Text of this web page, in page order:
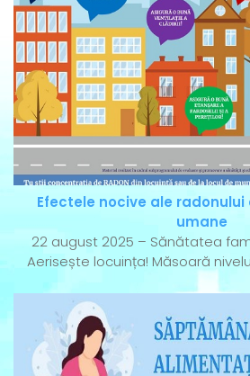
Efectele nocive ale
umane
22 august 2025 – Sănătatea
Aerisește locuința! Măsoară